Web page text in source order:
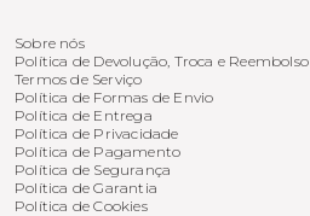
Sobre nós
Política de Devolução, Troca e Reembolso
Termos de Serviço
Política de Formas de Envio
Política de Entrega
Política de Privacidade
Política de Pagamento
Política de Segurança
Política de Garantia
Política de Cookies